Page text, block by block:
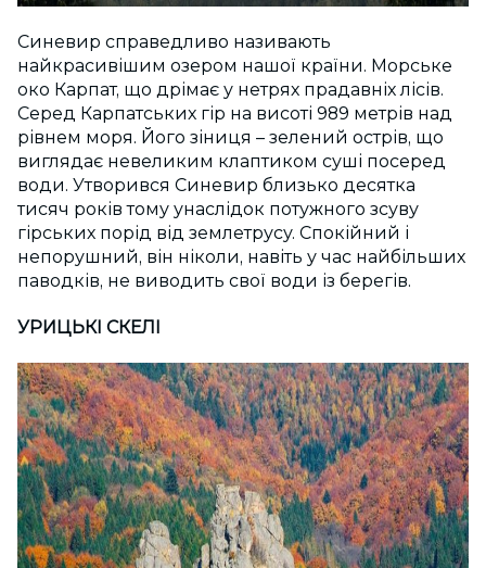
Синевир справедливо називають
найкрасивішим озером нашої країни. Морське
око Карпат, що дрімає у нетрях прадавніх лісів.
Cеред Карпатських гір на висоті 989 метрів над
рівнем моря. Його зіниця – зелений острів, що
виглядає невеликим клаптиком суші посеред
води. Утворився Синевир близько десятка
тисяч років тому унаслідок потужного зсуву
гірських порід від землетрусу. Спокійний і
непорушний, він ніколи, навіть у час найбільших
паводків, не виводить свої води із берегів.
УРИЦЬКІ СКЕЛІ